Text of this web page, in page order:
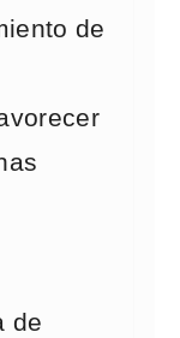
de
de